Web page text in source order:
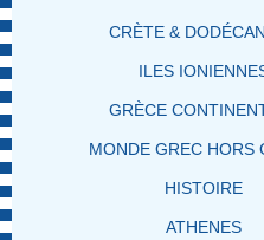
CRÈTE &
ILES
GRÈCE
MONDE GREC HORS
HISTOIRE
ATHENES